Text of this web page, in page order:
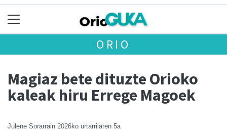
ORIO
Magiaz bete dituzte Orioko
kaleak hiru Errege Magoek
Julene Sorarrain 2026ko urtarrilaren 5a